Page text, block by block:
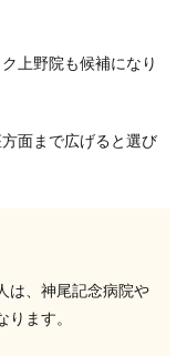
上野院も候補になり
面まで広げると選び
は、神尾記念病院や
ます。